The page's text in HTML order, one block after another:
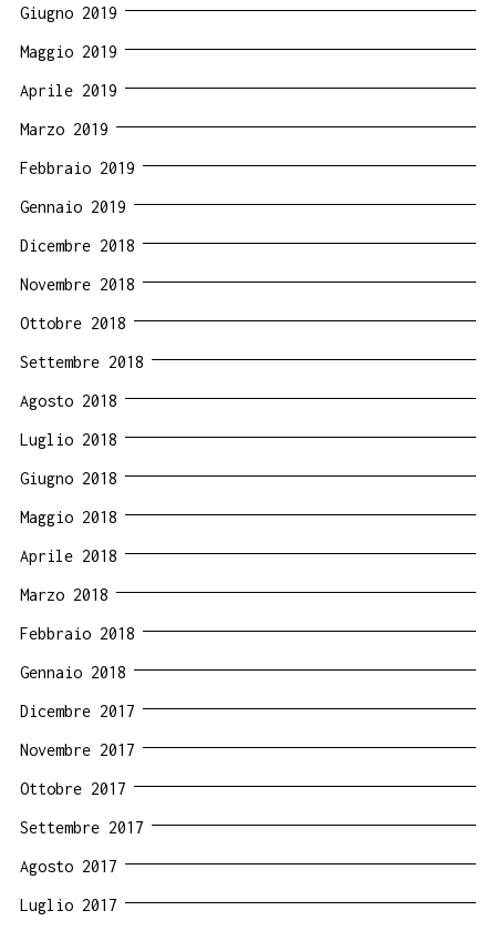
Giugno 2019
Maggio 2019
Aprile 2019
Marzo 2019
Febbraio 2019
Gennaio 2019
Dicembre 2018
Novembre 2018
Ottobre 2018
Settembre 2018
Agosto 2018
Luglio 2018
Giugno 2018
Maggio 2018
Aprile 2018
Marzo 2018
Febbraio 2018
Gennaio 2018
Dicembre 2017
Novembre 2017
Ottobre 2017
Settembre 2017
Agosto 2017
Luglio 2017